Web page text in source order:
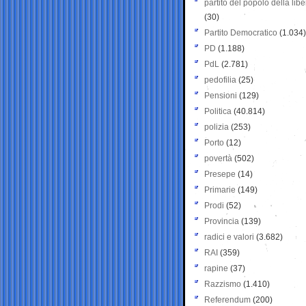
partito del popolo della
(30)
Partito Democratico (1.034)
PD (1.188)
PdL (2.781)
pedofilia (25)
Pensioni (129)
Politica (40.814)
polizia (253)
Porto (12)
povertà (502)
Presepe (14)
Primarie (149)
Prodi (52)
Provincia (139)
radici e valori (3.682)
RAI (359)
rapine (37)
Razzismo (1.410)
Referendum (200)